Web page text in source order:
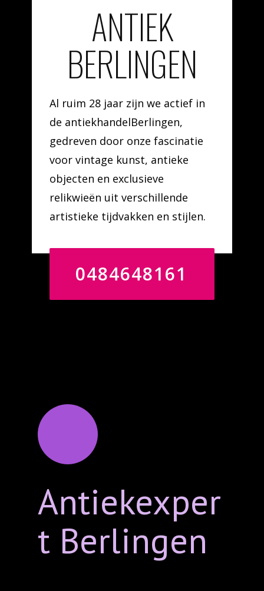
ANTIEK
BERLINGEN
Al ruim 28 jaar zijn we actief in
de antiekhandelBerlingen,
gedreven door onze fascinatie
voor vintage kunst, antieke
objecten en exclusieve
relikwieën uit verschillende
artistieke tijdvakken en stijlen.
0484648161
Antiekexper
t Berlingen